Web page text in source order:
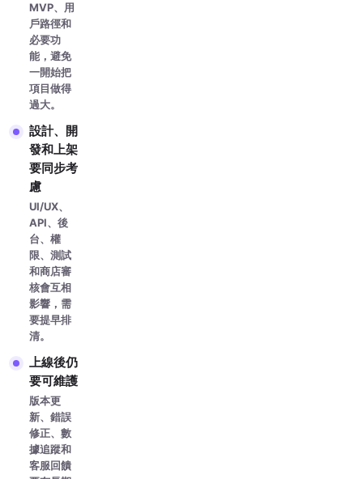
MVP、用
戶路徑和
必要功
能，避免
一開始把
項目做得
過大。
設計、開
發和上架
要同步考
慮
UI/UX、
API、後
台、權
限、測試
和商店審
核會互相
影響，需
要提早排
清。
上線後仍
要可維護
版本更
新、錯誤
修正、數
據追蹤和
客服回饋